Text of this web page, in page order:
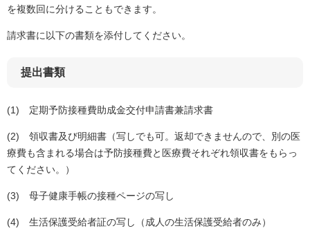
を複数回に分けることもできます。
請求書に以下の書類を添付してください。
提出書類
(1) 定期予防接種費助成金交付申請書兼請求書
(2) 領収書及び明細書（写しでも可。返却できませんので 、別の医
療費も含まれる場合は予防接種費と医療費それぞれ領収書をもらっ
てください。）
(3) 母子健康手帳の接種ページの写し
(4) 生活保護受給者証の写し（成人の生活保護受給者のみ）